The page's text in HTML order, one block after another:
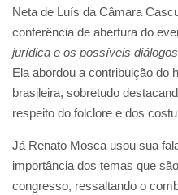
Neta de Luís da Câmara
conferência de abertura do
jurídica e os possíveis
Ela abordou a contribuição do
brasileira, sobretudo
respeito do folclore e dos
Já Renato Mosca usou sua
importância dos temas que
congresso, ressaltando o